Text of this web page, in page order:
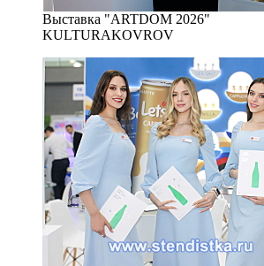
Выставка "ARTDOM 2026"
KULTURAKOVROV